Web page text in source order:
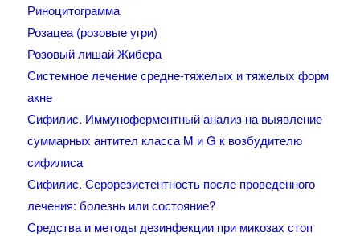
Риноцитограмма
Розацеа (розовые угри)
Розовый лишай Жибера
Системное лечение средне-тяжелых и тяжелых форм
акне
Сифилис. Иммуноферментный анализ на выявление
суммарных антител класса M и G к возбудителю
сифилиса
Сифилис. Серорезистентность после проведенного
лечения: болезнь или состояние?
Средства и методы дезинфекции при микозах стоп